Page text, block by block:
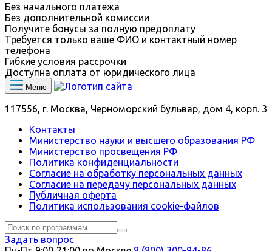
Без начального платежа
Без дополнительной комиссии
Получите бонусы за полную предоплату
Требуется только ваше ФИО и контактный номер
телефона
Гибкие условия рассрочки
Доступна оплата от юридического лица
Меню
117556, г. Москва, Черноморский бульвар, дом 4, корп. 3
Контакты
Министерство науки и высшего образования РФ
Министерство просвещения РФ
Политика конфиденциальности
Согласие на обработку персональных данных
Согласие на передачу персональных данных
Публичная оферта
Политика использования сookie-файлов
Задать вопрос